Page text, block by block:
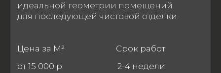
ВОССТАНОВЛЕНИЕ
КАРКАСА И КРОВЛИ
При необходимости меняем
поврежденные стойки,
полную реконструкцию дома. Если